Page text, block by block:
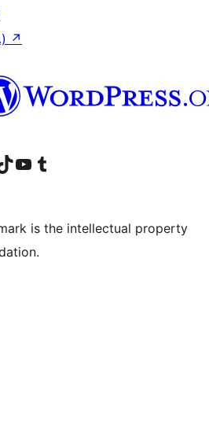
↗
besuchenbesuchen
von WordPress.org besuchen
Konto von WordPress.org besuchen
Den YouTube-Kanal von WordPress.org besuchen
Das Tumblr-Konto von WordPress.org besuchen
is the intellectual property